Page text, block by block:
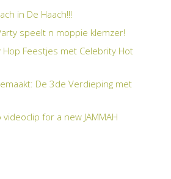
in De Haach!!!
speelt n moppie klemzer!
Feestjes met Celebrity Hot
De 3de Verdieping met
for a new JAMMAH